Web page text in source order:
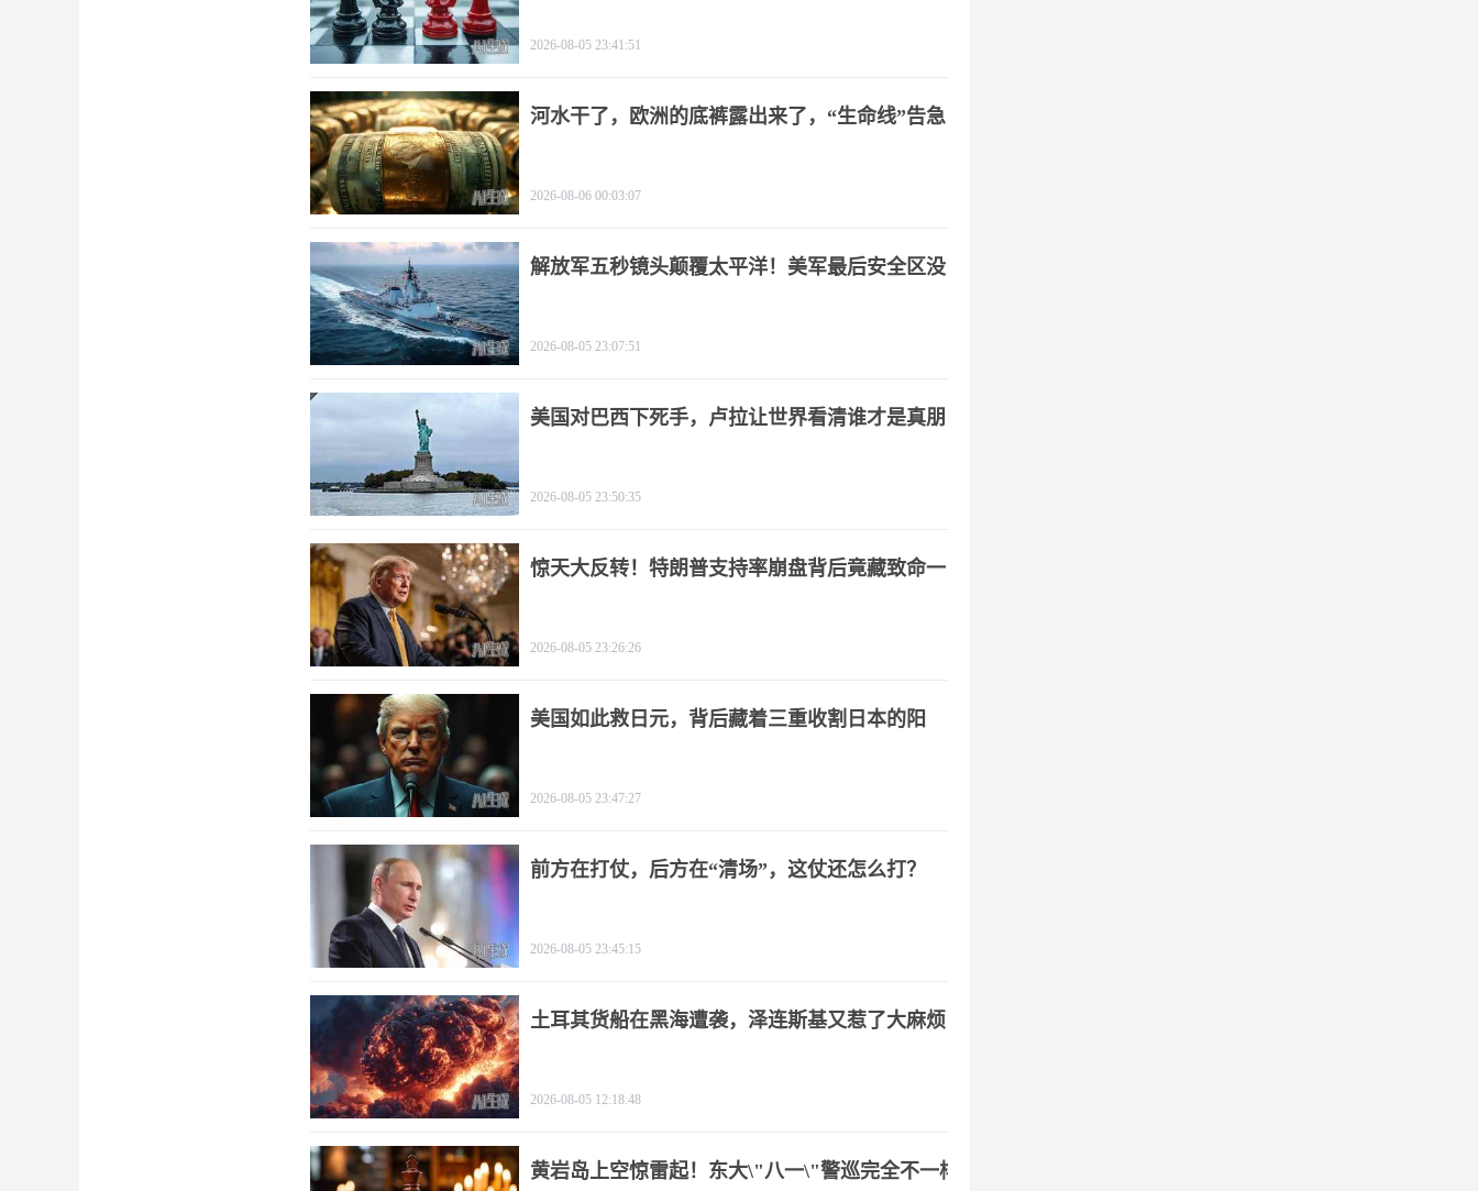
2026-08-05 23:41:51
河水干了，欧洲的底裤露出来了，“生命线”告急
2026-08-06 00:03:07
解放军五秒镜头颠覆太平洋！美军最后安全区没
2026-08-05 23:07:51
美国对巴西下死手，卢拉让世界看清谁才是真朋
2026-08-05 23:50:35
惊天大反转！特朗普支持率崩盘背后竟藏致命一
2026-08-05 23:26:26
美国如此救日元，背后藏着三重收割日本的阳
2026-08-05 23:47:27
前方在打仗，后方在“清场”，这仗还怎么打？
2026-08-05 23:45:15
土耳其货船在黑海遭袭，泽连斯基又惹了大麻烦
2026-08-05 12:18:48
黄岩岛上空惊雷起！东大\"八一\"警巡完全不一样